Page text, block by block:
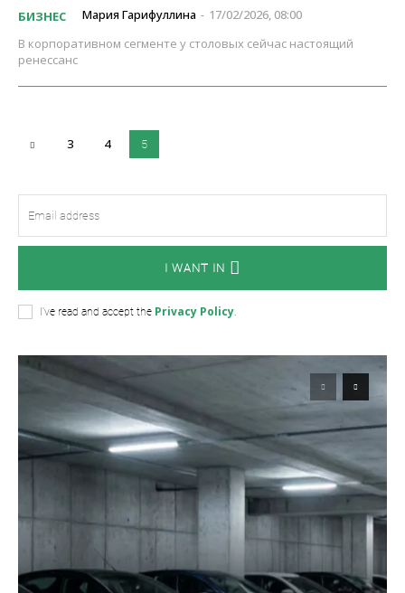
БИЗНЕС Мария Гарифуллина - 17/02/2026, 08:00
В корпоративном сегменте у столовых сейчас настоящий
ренессанс
3 4 5
I WANT IN
I've read and accept the Privacy Policy.